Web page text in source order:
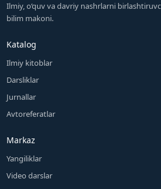
Ilmiy, o‘quv va davriy nashrlarni
bilim makoni.
Katalog
Ilmiy kitoblar
Darsliklar
Jurnallar
Avtoreferatlar
Markaz
Yangiliklar
Video darslar